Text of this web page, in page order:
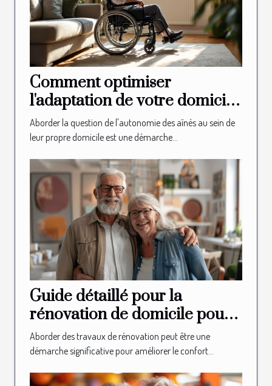
Comment optimiser
l'adaptation de votre domicile
pour l'autonomie des aînés
Aborder la question de l'autonomie des aînés au sein de
leur propre domicile est une démarche...
Guide détaillé pour la
rénovation de domicile pour
les seniors
Aborder des travaux de rénovation peut être une
démarche significative pour améliorer le confort...